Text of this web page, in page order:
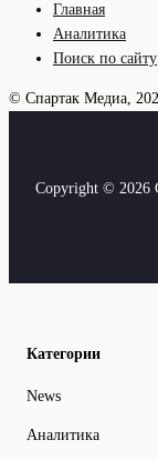
Главная
Аналитика
Поиск по сайту
© Спартак Медиа,
Copyright © 2026
Категории
News
Аналитика